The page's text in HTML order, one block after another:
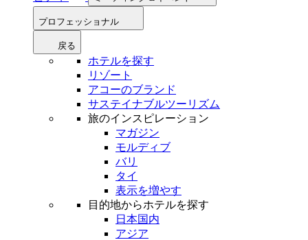
プロフェッショナル
戻る
ホテルを探す
リゾート
アコーのブランド
サステイナブルツーリズム
旅のインスピレーション
マガジン
モルディブ
バリ
タイ
表示を増やす
目的地からホテルを探す
日本国内
アジア